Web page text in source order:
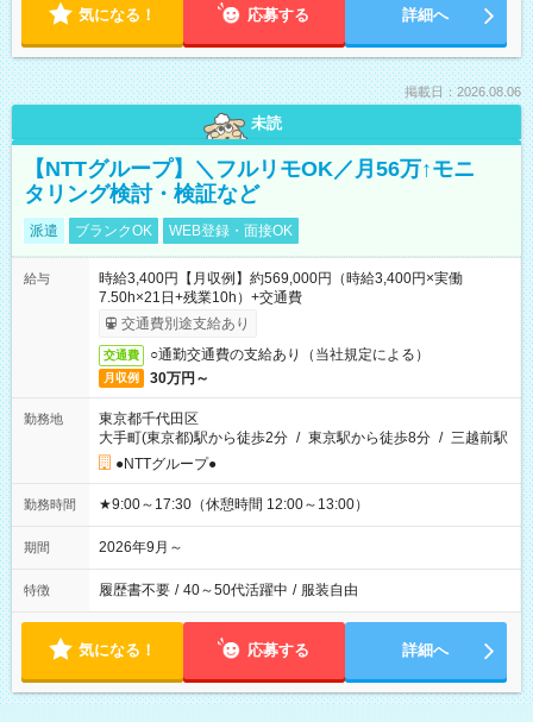
気になる！ 応募する 詳細へ
掲載日：2026.08.06
未読
【NTTグループ】＼フルリモOK／月56万↑モニ
タリング検討・検証など
派遣 ブランクOK WEB登録・面接OK
給与
時給3,400円【月収例】約569,000円（時給3,400円×実働
7.50h×21日+残業10h）+交通費
交通費別途支給あり
交通費 ○通勤交通費の支給あり（当社規定による）
月収例 30万円～
勤務地
東京都千代田区
大手町(東京都)駅から徒歩2分 / 東京駅から徒歩8分 / 三越前駅
●NTTグループ●
勤務時間 ★9:00～17:30（休憩時間 12:00～13:00）
期間 2026年9月～
特徴 履歴書不要 / 40～50代活躍中 / 服装自由
気になる！ 応募する 詳細へ